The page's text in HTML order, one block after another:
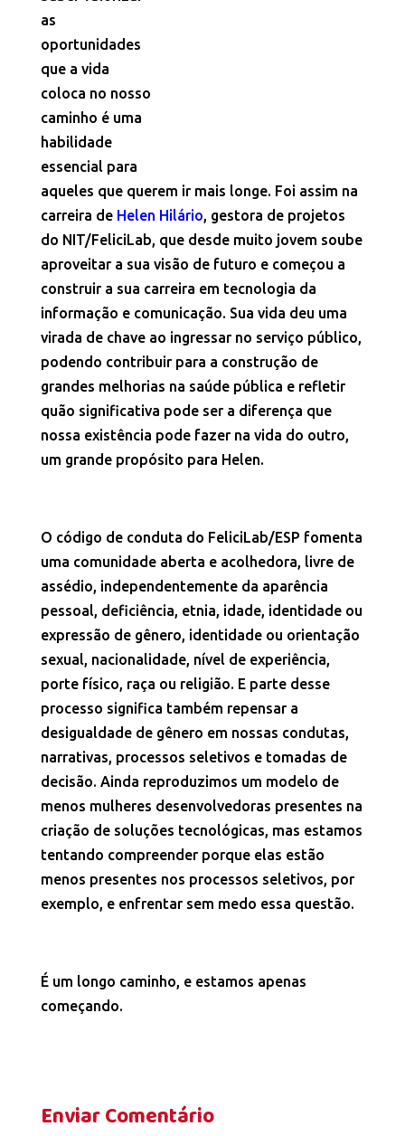
as
oportunidades
que a vida
coloca no nosso
caminho é uma
habilidade
essencial para
aqueles que querem ir mais longe. Foi assim na
carreira de Helen Hilário, gestora de projetos
do NIT/FeliciLab, que desde muito jovem soube
aproveitar a sua visão de futuro e começou a
construir a sua carreira em tecnologia da
informação e comunicação. Sua vida deu uma
virada de chave ao ingressar no serviço público,
podendo contribuir para a construção de
grandes melhorias na saúde pública e refletir
quão significativa pode ser a diferença que
nossa existência pode fazer na vida do outro,
um grande propósito para Helen.
O código de conduta do FeliciLab/ESP fomenta
uma comunidade aberta e acolhedora, livre de
assédio, independentemente da aparência
pessoal, deficiência, etnia, idade, identidade ou
expressão de gênero, identidade ou orientação
sexual, nacionalidade, nível de experiência,
porte físico, raça ou religião. E parte desse
processo significa também repensar a
desigualdade de gênero em nossas condutas,
narrativas, processos seletivos e tomadas de
decisão. Ainda reproduzimos um modelo de
menos mulheres desenvolvedoras presentes na
criação de soluções tecnológicas, mas estamos
tentando compreender porque elas estão
menos presentes nos processos seletivos, por
exemplo, e enfrentar sem medo essa questão.
É um longo caminho, e estamos apenas
começando.
Enviar Comentário